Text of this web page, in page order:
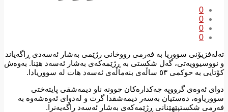
0
0
0
0
تەلەفزیۆنی سووریا بە فەرمی رووخانی رژێمی بەشار ئەسەدی ڕاگەیاند
و نووسیوویەتی، گەل شکستی بە ڕژێمەکەی بەشار ئەسەد هێنا. بەوەش
کۆتایی بە حوکمی ٥٣ ساڵەی بنەماڵەی ئەسەد هات لە سووریادا.
دوای ئەوەی گرووپە چەکدارەکان چوونە ناو دیمەشقی پایتەختی
سووریاوە، دەستیان بەسەر دیمەشقدا گرت و لەدوای ئەوەشەوە بە
فەرمی شکستپێهێنانی ڕژێمەکەی بەشار ئەسەد راگەیەنرا.